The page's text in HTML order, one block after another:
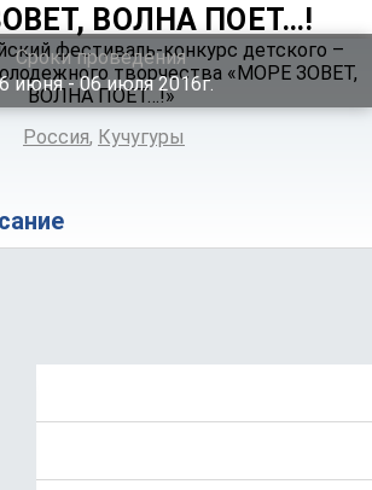
ВОЛНА ПОЕТ…!
Сроки проведения
июня‐ 06июля 2016г.
Россия, Кучугуры